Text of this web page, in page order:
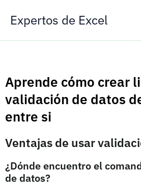
Expertos de Excel
Aprende cómo crear
validación de datos
entre si
Ventajas de usar
¿Dónde encuentro el
de datos?